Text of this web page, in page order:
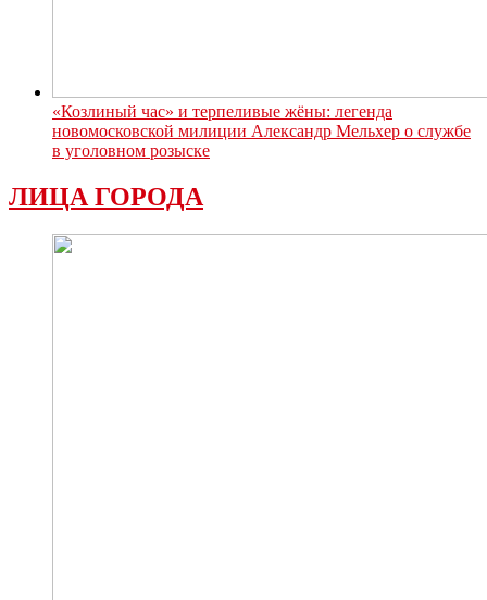
«Козлиный час» и терпеливые жёны: легенда
новомосковской милиции Александр Мельхер о службе
в уголовном розыске
ЛИЦА ГОРОДА